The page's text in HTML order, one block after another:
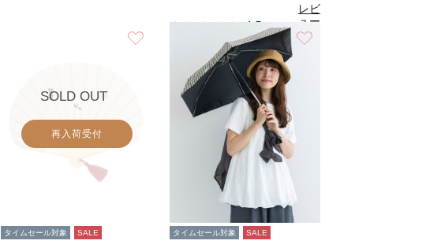
4.5（2）
レビ
ュー
を見
る
SOLD OUT
再入荷受付
タイムセール対象 SALE タイムセール対象 SALE